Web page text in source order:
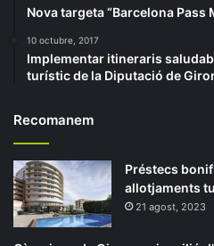
Nova targeta “Barcelona Pass
10 octubre, 2017
Implementar itineraris
turístic de la Diputació de
Recomanem
Préstecs
allotjaments
21 agost, 2023